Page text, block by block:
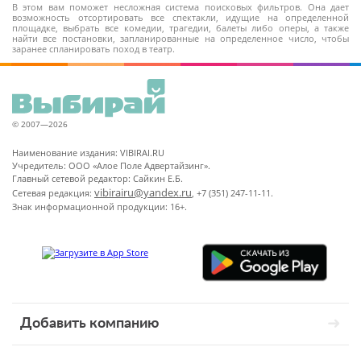
В этом вам поможет несложная система поисковых фильтров. Она дает
возможность отсортировать все спектакли, идущие на определенной
площадке, выбрать все комедии, трагедии, балеты либо оперы, а также
найти все постановки, запланированные на определенное число, чтобы
заранее спланировать поход в театр.
© 2007—2026
Наименование издания: VIBIRAI.RU
Учредитель: ООО «Алое Поле Адвертайзинг».
Главный сетевой редактор: Сайкин Е.Б.
Сетевая редакция: vibirairu@yandex.ru, +7 (351) 247-11-11.
Знак информационной продукции: 16+.
Добавить компанию